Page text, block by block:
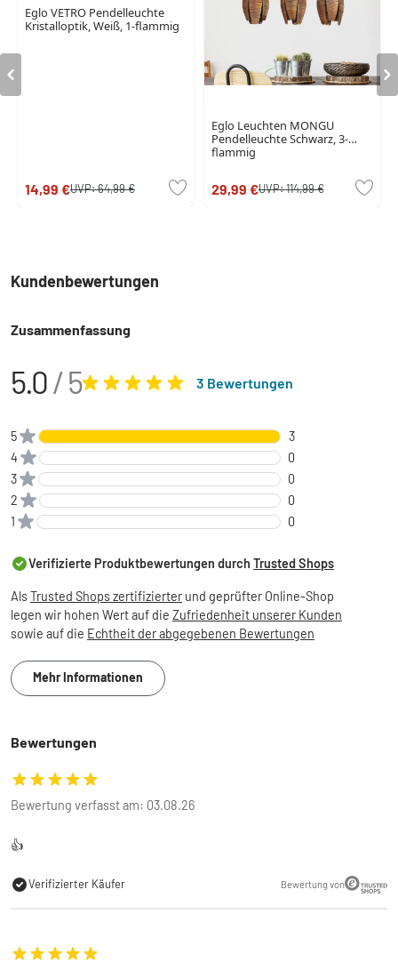
Eglo VETRO Pendelleuchte
Kristalloptik, Weiß, 1-flammig
14,99 €UVP:64,99 €
Eglo Leuchten MONGU
Pendelleuchte Schwarz, 3-
flammig
29,99 €UVP:114,99 €
Kundenbewertungen
Zusammenfassung
5.0/ 5 3 Bewertungen
5
3
4
0
3
0
2
0
1
0
Verifizierte Produktbewertungen durch Trusted Shops
AlsTrusted Shops zertifizierter und geprüfter Online-Shop
legen wir hohen Wert auf die Zufriedenheit unserer Kunden
sowie auf die Echtheit der abgegebenen Bewertungen
Mehr Informationen
Bewertungen
Bewertung verfasst am: 03.08.26
👍
Verifizierter Käufer Bewertung von